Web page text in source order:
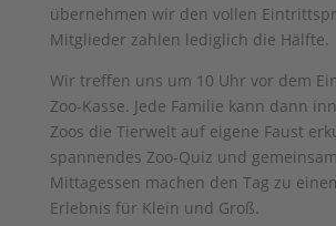
übernehmen wir den vollen
Mitglieder zahlen lediglich die Hälfte.
Wir treffen uns um 10 Uhr vor dem
Zoo-Kasse. Jede Familie kann dann
Zoos die Tierwelt auf eigene Faust
spannendes Zoo-Quiz und
Mittagessen machen den Tag zu
Erlebnis für Klein und Groß.